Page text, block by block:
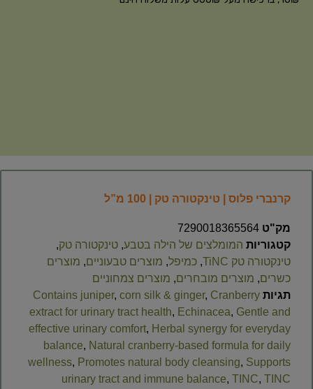
קרנברי פלוס | טינקטורה טק | 100 מ”ל
מק"ט 7290018365564
קטגוריות המומלצים של הילה בטבע, טינקטורה טק,
טינקטורה טק TiNC
, כמיפל, מוצרים טבעוניים, מוצרים
כשרים, מוצרים מובחרים, מוצרים צמחוניים
תגיות
Contains juniper, corn silk & ginger, Cranberry
extract for urinary tract health, Echinacea, Gentle and
effective urinary comfort, Herbal synergy for everyday
balance, Natural cranberry-based formula for daily
wellness, Promotes natural body cleansing, Supports
urinary tract and immune balance, TINC, TINC